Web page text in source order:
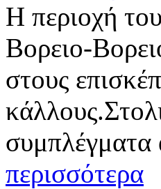
Η περιοχή
Βορειο-
στους
συμπλέγματα
περισσότερα